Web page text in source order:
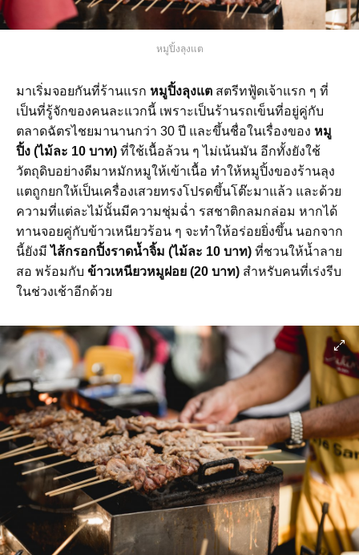
หมูปิ้งลุงแต
มาเริ่มจอยกันที่ร้านแรก หมูปิ้งลุงแต สตรีทฟู้ดเจ้าแรก ๆ ที่
เป็นที่รู้จักของคนละแวกนี้ เพราะเป็นร้านรถเข็นที่อยู่คู่กับ
ตลาดฉัตรไชยมานานกว่า 30 ปี และขึ้นชื่อในเรื่องของ หมู
ปิ้ง (ไม้ละ 10 บาท) ที่ใช้เนื้อล้วน ๆ ไม่เน้นมัน อีกทั้งยังใช้
วัตถุดิบอย่างดีมาหมักหมูให้เข้าเนื้อ ทำให้หมูปิ้งของร้านลุง
แตถูกยกให้เป็นเครื่องเสวยทรงโปรดขึ้นโต๊ะมาแล้ว และด้วย
ความที่แต่ละไม้นั้นมีความชุ่มฉ่ำ รสชาติกลมกล่อม หากได้
ทานจอยคู่กับข้าวเหนียวร้อน ๆ จะทำให้อร่อยยิ่งขึ้น นอกจาก
นี้ยังมีไส้กรอกปิ้งราดน้ำจิ้ม (ไม้ละ 10 บาท) ที่ชวนให้น้ำลาย
สอ พร้อมกับ ข้าวเหนียวหมูฝอย (20 บาท) สำหรับคนที่เร่งรีบ
ในช่วงเช้าอีกด้วย